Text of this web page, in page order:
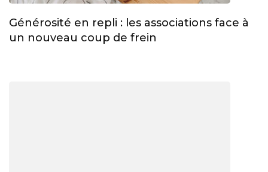
Générosité en repli : les associations face à
un nouveau coup de frein